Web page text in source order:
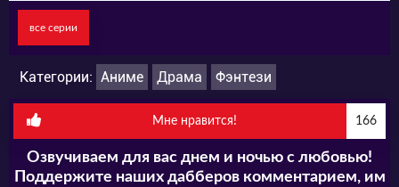
Попробовать растопить ледяное сердце
озлобленного отца?
все серии
Категории: Аниме Драма Фэнтези
Мне нравится! 166
Озвучиваем для вас днем и ночью с любовью!
Поддержите наших дабберов комментарием, им